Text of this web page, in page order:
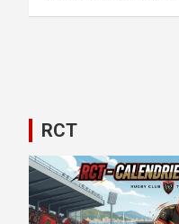
publications
RCT